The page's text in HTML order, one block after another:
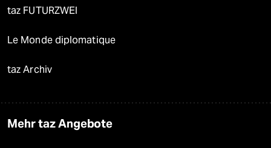
taz FUTURZWEI
Le Monde diplomatique
taz Archiv
Mehr taz Angebote